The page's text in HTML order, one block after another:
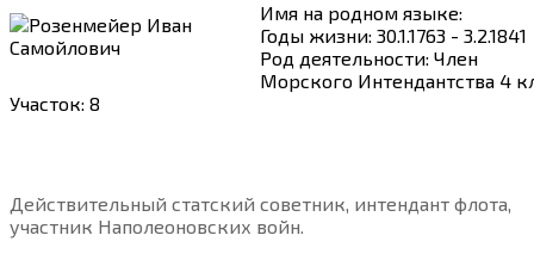
Имя на родном языке:
Годы жизни: 30.1.1763 - 3.2.1841
Род деятельности: Член
Морского Интендантства 4
Участок: 8
Действительный статский советник, интендант флота,
участник Наполеоновских войн.